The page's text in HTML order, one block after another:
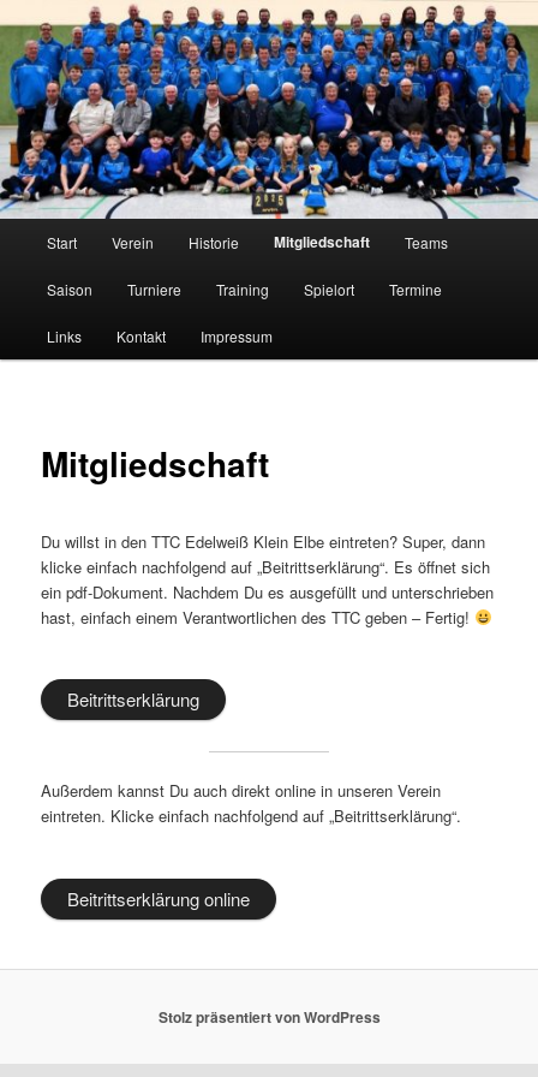
primären
Inhalt
springenTTC Edelweiß Klein Elbe
Tischtennis im Innerstetal seit 1950
Start Verein Historie Mitgliedschaft Teams
Saison Turniere Training Spielort Termine
Links Kontakt Impressum
Mitgliedschaft
Du willst in den TTC Edelweiß Klein Elbe eintreten? Super, dann
klicke einfach nachfolgend auf „Beitrittserklärung“. Es öffnet sich
ein pdf-Dokument. Nachdem Du es ausgefüllt und unterschrieben
hast, einfach einem Verantwortlichen des TTC geben – Fertig!
Beitrittserklärung
Außerdem kannst Du auch direkt online in unseren Verein
eintreten. Klicke einfach nachfolgend auf „Beitrittserklärung“.
Beitrittserklärung online
Stolz präsentiert von WordPress